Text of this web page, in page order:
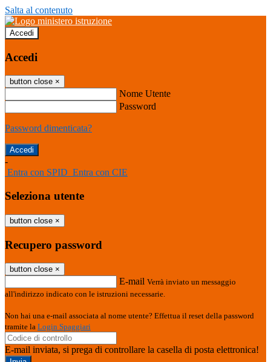
Salta al contenuto
Accedi
Accedi
button close ×
Nome Utente
Password
Password dimenticata?
-
Entra con SPID Entra con CIE
Seleziona utente
button close ×
Recupero password
button close ×
E-mail Verrà inviato un messaggio
all'indirizzo indicato con le istruzioni necessarie.
Non hai una e-mail associata al nome utente? Effettua il reset della password
tramite la Login Spaggiari
E-mail inviata, si prega di controllare la casella di posta elettronica!